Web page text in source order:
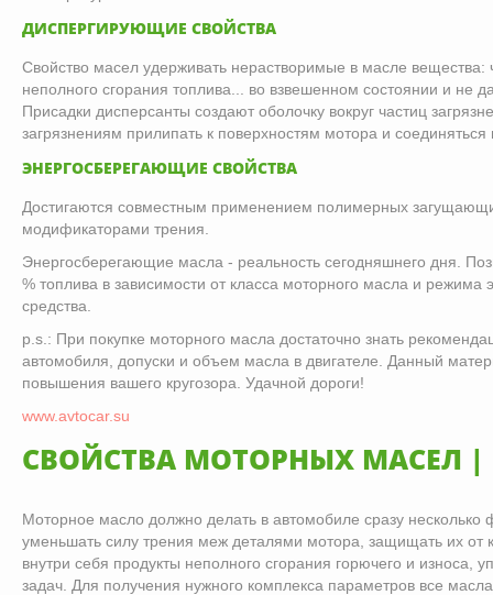
ДИСПЕРГИРУЮЩИЕ СВОЙСТВА
Свойство масел удерживать нерастворимые в масле вещества:
неполного сгорания топлива... во взвешенном состоянии и не
Присадки дисперсанты создают оболочку вокруг частиц
загрязнениям прилипать к поверхностям мотора и
ЭНЕРГОСБЕРЕГАЮЩИЕ СВОЙСТВА
Достигаются совместным применением полимерных
модификаторами трения.
Энергосберегающие масла - реальность сегодняшнего дня.
% топлива в зависимости от класса моторного масла и режима
средства.
p.s.: При покупке моторного масла достаточно знать
автомобиля, допуски и объем масла в двигателе. Данный
повышения вашего кругозора. Удачной дороги!
www.avtocar.su
СВОЙСТВА МОТОРНЫХ МАСЕЛ |
Моторное масло должно делать в автомобиле сразу несколько
уменьшать силу трения меж деталями мотора, защищать их от
внутри себя продукты неполного сгорания горючего и износа,
задач. Для получения нужного комплекса параметров все